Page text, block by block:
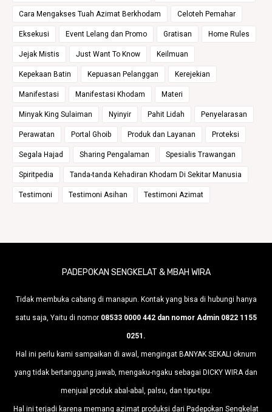
Cara Mengakses Tuah Azimat Berkhodam Celoteh Pemahar
Eksekusi Event Lelang dan Promo Gratisan Home Rules
Jejak Mistis Just Want To Know Keilmuan
Kepekaan Batin Kepuasan Pelanggan Kerejekian
Manifestasi Manifestasi Khodam Materi
Minyak King Sulaiman Nyinyir Pahit Lidah Penyelarasan
Perawatan Portal Ghoib Produk dan Layanan Proteksi
Segala Hajad Sharing Pengalaman Spesialis Trawangan
Spiritpedia Tanda-tanda Kehadiran Khodam Di Sekitar Manusia
Testimoni Testimoni Asihan Testimoni Azimat
PADEPOKAN SENGKELAT & MBAH WIRA
Tidak membuka cabang di manapun. Kontak yang bisa di hubungi hanya
satu saja, Yaitu di nomor 08533 0000 442 dan nomor Admin 0822 1155
0251.
Hal ini perlu kami sampaikan di awal, mengingat BANYAK SEKALI oknum
yang tidak bertanggung jawab, mengaku-ngaku sebagai DICKY WIRA dan
menjual produk abal-abal, palsu, dan tipu-tipu.
Hal ini terjadi karena memang azimat produksi dari Padepokan Sengkelat